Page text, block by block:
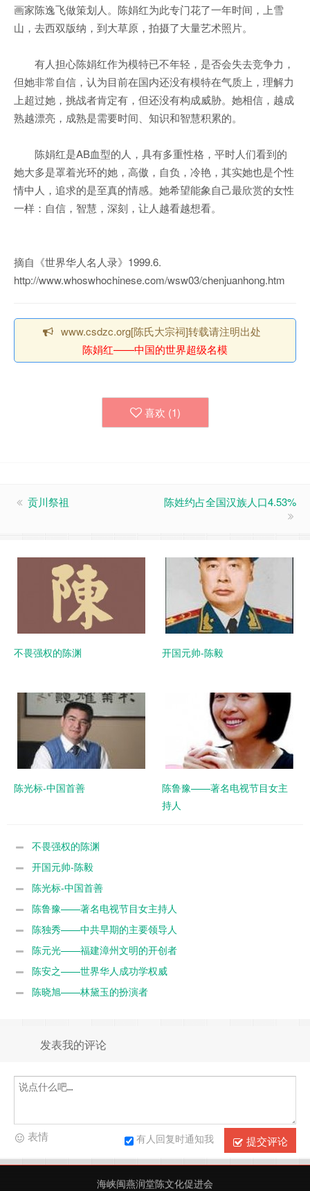
画家陈逸飞做策划人。陈娟红为此专门花了一年时间，上雪
山，去西双版纳，到大草原，拍摄了大量艺术照片。
有人担心陈娟红作为模特已不年轻，是否会失去竞争力，
但她非常自信，认为目前在国内还没有模特在气质上，理解力
上超过她，挑战者肯定有，但还没有构成威胁。她相信，越成
熟越漂亮，成熟是需要时间、知识和智慧积累的。
陈娟红是AB血型的人，具有多重性格，平时人们看到的
她大多是罩着光环的她，高傲，自负，冷艳，其实她也是个性
情中人，追求的是至真的情感。她希望能象自己最欣赏的女性
一样：自信，智慧，深刻，让人越看越想看。
摘自《世界华人名人录》1999.6.
http://www.whoswhochinese.com/wsw03/chenjuanhong.htm
www.csdzc.org[陈氏大宗祠]转载请注明出处
陈娟红——中国的世界超级名模
喜欢 (1)
贡川祭祖 陈姓约占全国汉族人口4.53%
不畏强权的陈渊 开国元帅-陈毅
陈光标-中国首善
陈鲁豫——著名电视节目女主
持人
不畏强权的陈渊
开国元帅-陈毅
陈光标-中国首善
陈鲁豫——著名电视节目女主持人
陈独秀——中共早期的主要领导人
陈元光——福建漳州文明的开创者
陈安之——世界华人成功学权威
陈晓旭——林黛玉的扮演者
发表我的评论
提交评论
有人回复时通知我
表情
海峡闽燕润堂陈文化促进会